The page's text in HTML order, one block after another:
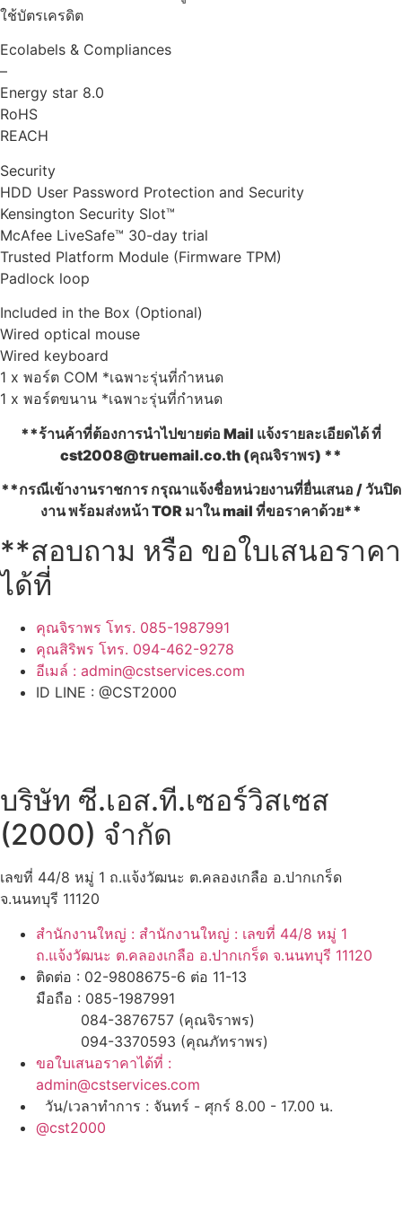
ใช้บัตรเครดิต
Ecolabels & Compliances
–
Energy star 8.0
RoHS
REACH
Security
HDD User Password Protection and Security
Kensington Security Slot™
McAfee LiveSafe™ 30-day trial
Trusted Platform Module (Firmware TPM)
Padlock loop
Included in the Box (Optional)
Wired optical mouse
Wired keyboard
1 x พอร์ต COM *เฉพาะรุ่นที่กำหนด
1 x พอร์ตขนาน *เฉพาะรุ่นที่กำหนด
**ร้านค้าที่ต้องการนำไปขายต่อ Mail แจ้งรายละเอียดได้ ที่
cst2008@truemail.co.th (คุณจิราพร) **
**กรณีเข้างานราชการ กรุณาแจ้งชื่อหน่วยงานที่ยื่นเสนอ / วันปิด
งาน พร้อมส่งหน้า TOR มาใน mail ที่ขอราคาด้วย**
**สอบถาม หรือ ขอใบเสนอราคา
ได้ที่
คุณจิราพร โทร. 085-1987991
คุณสิริพร โทร. 094-462-9278
อีเมล์ : admin@cstservices.com
ID LINE : @CST2000
บริษัท ซี.เอส.ที.เซอร์วิสเซส
(2000) จำกัด
เลขที่ 44/8 หมู่ 1 ถ.แจ้งวัฒนะ ต.คลองเกลือ อ.ปากเกร็ด
จ.นนทบุรี 11120
สำนักงานใหญ่ : สำนักงานใหญ่ : เลขที่ 44/8 หมู่ 1
ถ.แจ้งวัฒนะ ต.คลองเกลือ อ.ปากเกร็ด จ.นนทบุรี 11120
ติดต่อ : 02-9808675-6 ต่อ 11-13
มือถือ : 085-1987991
084-3876757 (คุณจิราพร)
094-3370593 (คุณภัทราพร)
ขอใบเสนอราคาได้ที่ :
admin@cstservices.com
วัน/เวลาทำการ : จันทร์ - ศุกร์ 8.00 - 17.00 น.
@cst2000